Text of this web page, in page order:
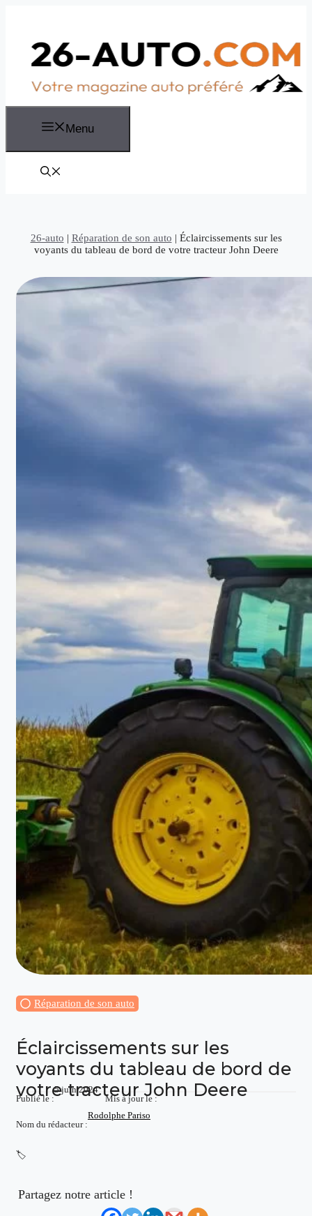
Menu
26-auto | Réparation de son auto | Éclaircissements sur les
voyants du tableau de bord de votre tracteur John Deere
Réparation de son auto
Éclaircissements sur les
voyants du tableau de bord de
votre tracteur John Deere
Publié le :
5 juin 2024
Mis à jour le :
Nom du rédacteur :
Rodolphe Pariso
🏷️
Partagez notre article !